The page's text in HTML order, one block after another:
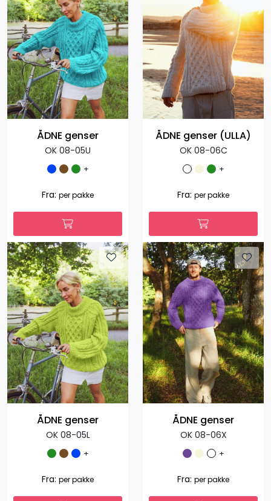
OK 08-06O
+
Fra: 1.035,00 per pakke
OK 08-06I
+
Fra: 1.035,00 per pakke
ÅDNE genser
OK 08-05U
+
Fra: 1.127,00 per pakke
ÅDNE genser (ULLA)
OK 08-06C
+
Fra: 1.035,00 per pakke